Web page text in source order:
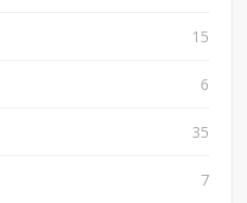
15
6
35
7